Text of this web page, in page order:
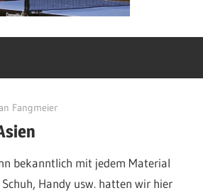
Fangmeier
bekanntlich mit jedem Material
Handy usw. hatten wir hier